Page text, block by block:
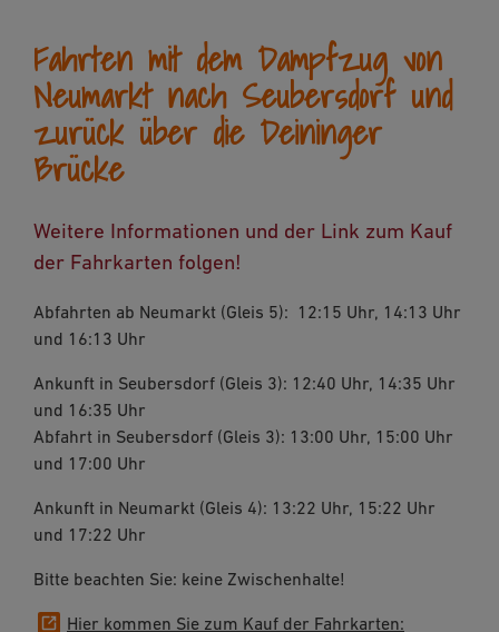
Fahrten mit dem Dampfzug von
Neumarkt nach Seubersdorf und
zurück über die Deininger
Brücke
Weitere Informationen und der Link zum Kauf
der Fahrkarten folgen!
Abfahrten ab Neumarkt (Gleis 5): 12:15 Uhr, 14:13 Uhr
und 16:13 Uhr
Ankunft in Seubersdorf (Gleis 3): 12:40 Uhr, 14:35 Uhr
und 16:35 Uhr
Abfahrt in Seubersdorf (Gleis 3): 13:00 Uhr, 15:00 Uhr
und 17:00 Uhr
Ankunft in Neumarkt (Gleis 4): 13:22 Uhr, 15:22 Uhr
und 17:22 Uhr
Bitte beachten Sie: keine Zwischenhalte!
Hier kommen Sie zum Kauf der Fahrkarten: